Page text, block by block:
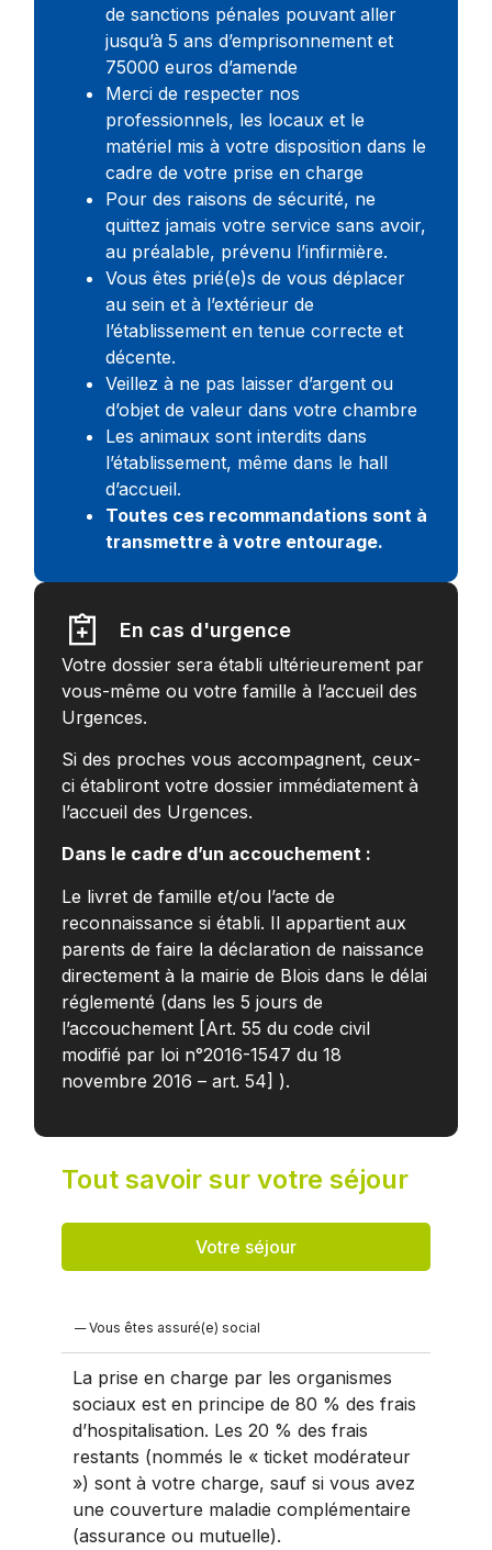
de sanctions pénales pouvant aller
jusqu’à 5 ans d’emprisonnement et
75000 euros d’amende
Merci de respecter nos
professionnels, les locaux et le
matériel mis à votre disposition dans le
cadre de votre prise en charge
Pour des raisons de sécurité, ne
quittez jamais votre service sans avoir,
au préalable, prévenu l’infirmière.
Vous êtes prié(e)s de vous déplacer
au sein et à l’extérieur de
l’établissement en tenue correcte et
décente.
Veillez à ne pas laisser d’argent ou
d’objet de valeur dans votre chambre
Les animaux sont interdits dans
l’établissement, même dans le hall
d’accueil.
Toutes ces recommandations sont à
transmettre à votre entourage.
En cas d'urgence
Votre dossier sera établi ultérieurement par
vous-même ou votre famille à l’accueil des
Urgences.
Si des proches vous accompagnent, ceux-
ci établiront votre dossier immédiatement à
l’accueil des Urgences.
Dans le cadre d’un accouchement :
Le livret de famille et/ou l’acte de
reconnaissance si établi. Il appartient aux
parents de faire la déclaration de naissance
directement à la mairie de Blois dans le délai
réglementé (dans les 5 jours de
l’accouchement [Art. 55 du code civil
modifié par loi n°2016-1547 du 18
novembre 2016 – art. 54] ).
Tout savoir sur votre séjour
Votre séjour
Vous êtes assuré(e) social
La prise en charge par les organismes
sociaux est en principe de 80 % des frais
d’hospitalisation. Les 20 % des frais
restants (nommés le « ticket modérateur
») sont à votre charge, sauf si vous avez
une couverture maladie complémentaire
(assurance ou mutuelle).